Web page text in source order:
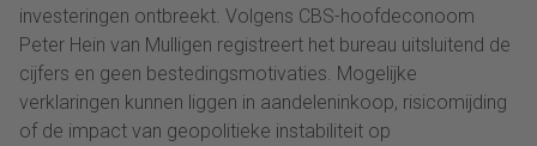
investeringen ontbreekt. Volgens CBS-hoofdeconoom
Peter Hein van Mulligen registreert het bureau uitsluitend de
cijfers en geen bestedingsmotivaties. Mogelijke
verklaringen kunnen liggen in aandeleninkoop, risicomijding
of de impact van geopolitieke instabiliteit op